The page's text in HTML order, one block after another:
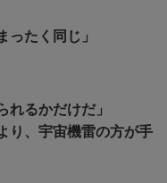
ったく同じ」
れるかだけだ」
り、宇宙機雷の方が手